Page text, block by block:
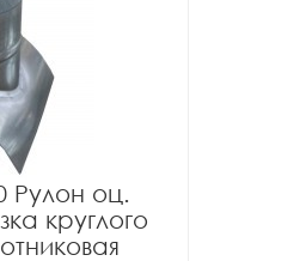
Рулон оц.
круглого